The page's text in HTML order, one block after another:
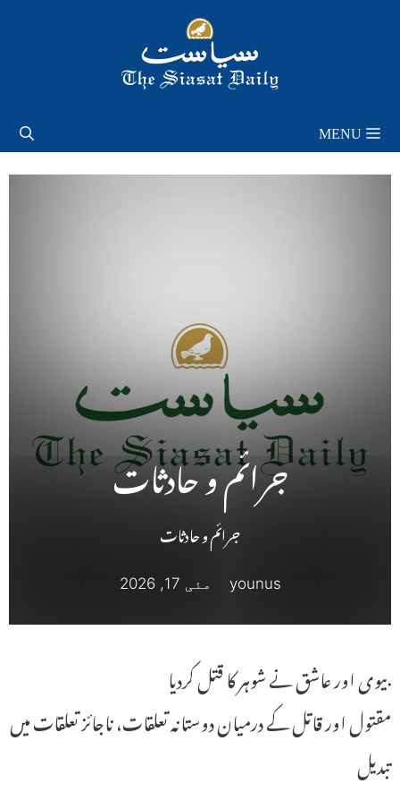
MENU
جــرائــم و حــادثــات
جرائم و حادثات
younus مئی 17, 2026
بیوی اور عاشق نے شوہر کا قتل کردیا
مقتول اور قاتل کے درمیان دوستانہ تعلقات، ناجائز تعلقات میں
تبدیل